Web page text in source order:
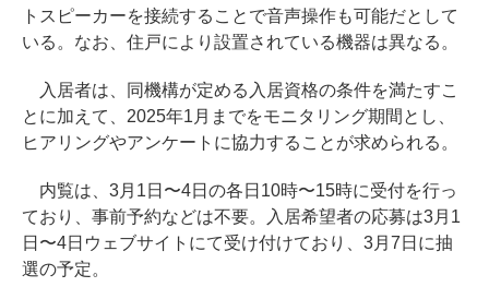
トスピーカーを接続することで音声操作も可能だとして
いる。なお、住戸により設置されている機器は異なる。
入居者は、同機構が定める入居資格の条件を満たすこ
とに加えて、2025年1月までをモニタリング期間とし、
ヒアリングやアンケートに協力することが求められる。
内覧は、3月1日〜4日の各日10時〜15時に受付を行っ
ており、事前予約などは不要。入居希望者の応募は3月1
日〜4日ウェブサイトにて受け付けており、3月7日に抽
選の予定。